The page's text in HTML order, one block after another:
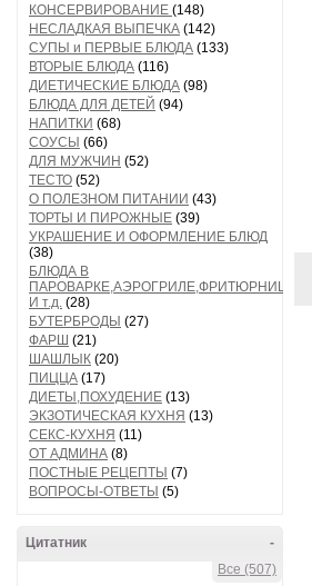
КОНСЕРВИРОВАНИЕ (148)
НЕСЛАДКАЯ ВЫПЕЧКА (142)
СУПЫ и ПЕРВЫЕ БЛЮДА (133)
ВТОРЫЕ БЛЮДА (116)
ДИЕТИЧЕСКИЕ БЛЮДА (98)
БЛЮДА ДЛЯ ДЕТЕЙ (94)
НАПИТКИ (68)
СОУСЫ (66)
ДЛЯ МУЖЧИН (52)
ТЕСТО (52)
О ПОЛЕЗНОМ ПИТАНИИ (43)
ТОРТЫ И ПИРОЖНЫЕ (39)
УКРАШЕНИЕ И ОФОРМЛЕНИЕ БЛЮД
(38)
БЛЮДА В
ПАРОВАРКЕ,АЭРОГРИЛЕ,ФРИТЮРНИЦЕ
И т.д. (28)
БУТЕРБРОДЫ (27)
ФАРШ (21)
ШАШЛЫК (20)
ПИЦЦА (17)
ДИЕТЫ,ПОХУДЕНИЕ (13)
ЭКЗОТИЧЕСКАЯ КУХНЯ (13)
СЕКС-КУХНЯ (11)
ОТ АДМИНА (8)
ПОСТНЫЕ РЕЦЕПТЫ (7)
ВОПРОСЫ-ОТВЕТЫ (5)
-
Цитатник
Все (507)